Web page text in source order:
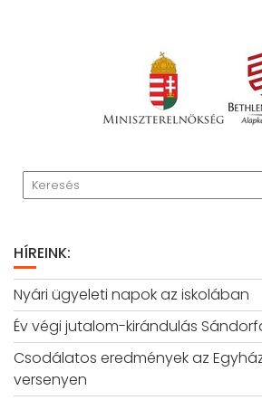
HÍREINK:
Nyári ügyeleti napok az iskolában
Év végi jutalom-kirándulás
Csodálatos eredmények az
versenyen